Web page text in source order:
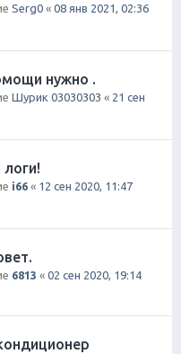
Serg0 « 08 янв 2021, 02:36
нужно .
Шурик 03030303 « 21 сен
i66 « 12 сен 2020, 11:47
6813 « 02 сен 2020, 19:14